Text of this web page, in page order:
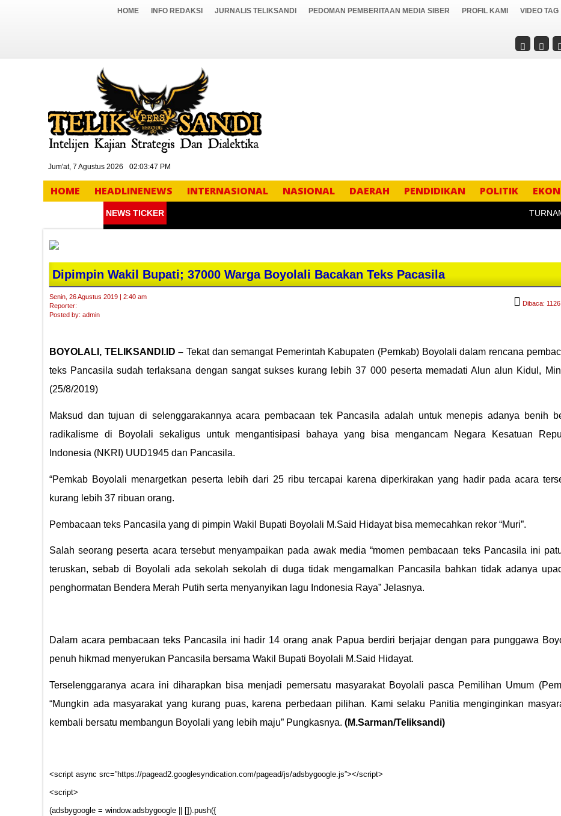
HOME INFO REDAKSI JURNALIS TELIKSANDI PEDOMAN PEMBERITAAN MEDIA SIBER PROFIL KAMI VIDEO TAG
Jum'at, 7 Agustus 2026 02:03:48 PM
HOME HEADLINENEWS INTERNASIONAL NASIONAL DAERAH PENDIDIKAN POLITIK
NEWS TICKER
Dipimpin Wakil Bupati; 37000 Warga Boyolali Bacakan Teks Pacasila
Senin, 26 Agustus 2019 | 2:40 am
Reporter:
Posted by: admin
Dibaca: 1126
BOYOLALI, TELIKSANDI.ID – Tekat dan semangat Pemerintah Kabupaten (Pemkab) Boyolali dalam rencana
teks Pancasila sudah terlaksana dengan sangat sukses kurang lebih 37 000 peserta memadati Alun alun Kidul,
(25/8/2019)
Maksud dan tujuan di selenggarakannya acara pembacaan tek Pancasila adalah untuk menepis adanya benih
radikalisme di Boyolali sekaligus untuk mengantisipasi bahaya yang bisa mengancam Negara Kesatuan
Indonesia (NKRI) UUD1945 dan Pancasila.
“Pemkab Boyolali menargetkan peserta lebih dari 25 ribu tercapai karena diperkirakan yang hadir pada acara
kurang lebih 37 ribuan orang.
Pembacaan teks Pancasila yang di pimpin Wakil Bupati Boyolali M.Said Hidayat bisa memecahkan rekor “Muri”.
Salah seorang peserta acara tersebut menyampaikan pada awak media “momen pembacaan teks Pancasila ini
teruskan, sebab di Boyolali ada sekolah sekolah di duga tidak mengamalkan Pancasila bahkan tidak adanya
penghormatan Bendera Merah Putih serta menyanyikan lagu Indonesia Raya” Jelasnya.
Dalam acara pembacaan teks Pancasila ini hadir 14 orang anak Papua berdiri berjajar dengan para punggawa
penuh hikmad menyerukan Pancasila bersama Wakil Bupati Boyolali M.Said Hidayat.
Terselenggaranya acara ini diharapkan bisa menjadi pemersatu masyarakat Boyolali pasca Pemilihan Umum
“Mungkin ada masyarakat yang kurang puas, karena perbedaan pilihan. Kami selaku Panitia menginginkan
kembali bersatu membangun Boyolali yang lebih maju” Pungkasnya. (M.Sarman/Teliksandi)
<script async src=”https://pagead2.googlesyndication.com/pagead/js/adsbygoogle.js”></script>
<script>
(adsbygoogle = window.adsbygoogle || []).push({